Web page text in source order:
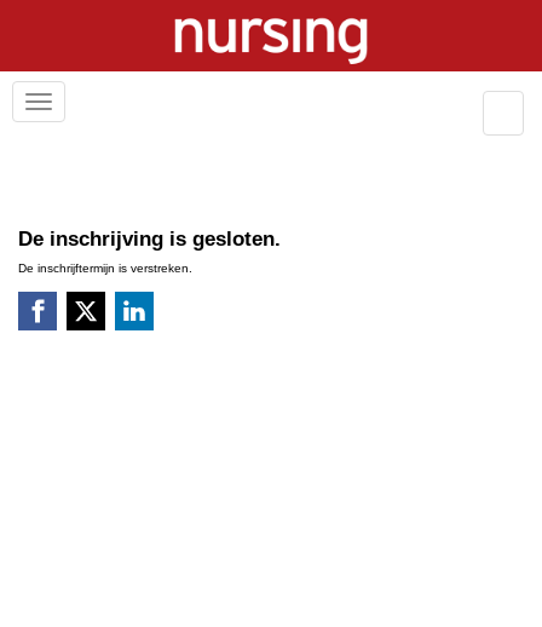
De inschrijving is gesloten.
De inschrijftermijn is verstreken.